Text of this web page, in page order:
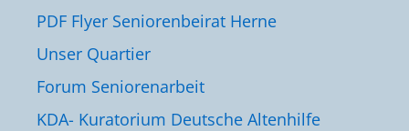
PDF Flyer Seniorenbeirat Herne
Unser Quartier
Forum Seniorenarbeit
KDA- Kuratorium Deutsche Altenhilfe